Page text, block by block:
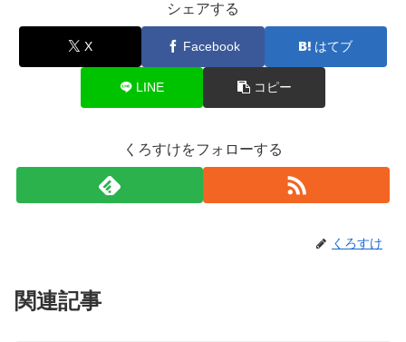
シェアする
X Facebook はてブ
LINE コピー
くろすけをフォローする
くろすけ
関連記事